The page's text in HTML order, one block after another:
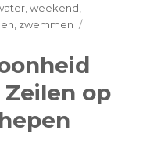
,weekend
zwemmen
weekend
zeilen
met
ervaren
op